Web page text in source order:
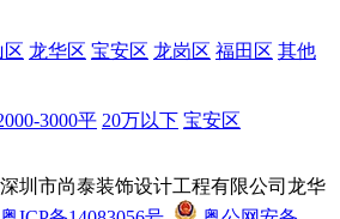
区 龙华区 宝安区 龙岗区 福田区 其他
3000平 20万以下 宝安区
深圳市尚泰装饰设计工程有限公司龙华